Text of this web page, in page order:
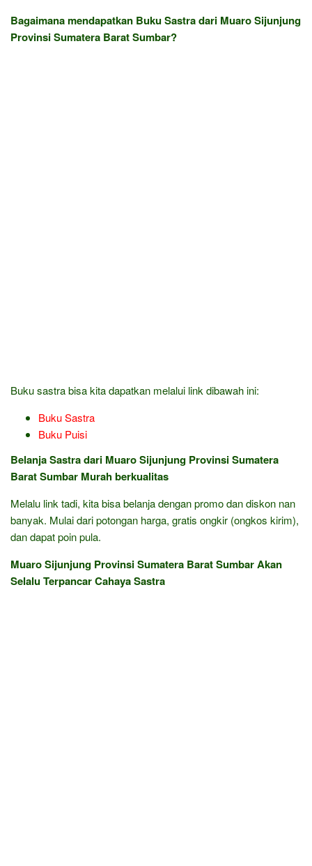
Bagaimana mendapatkan Buku Sastra dari Muaro Sijunjung
Provinsi Sumatera Barat Sumbar?
Buku sastra bisa kita dapatkan melalui link dibawah ini:
Buku Sastra
Buku Puisi
Belanja Sastra dari Muaro Sijunjung Provinsi Sumatera
Barat Sumbar Murah berkualitas
Melalu link tadi, kita bisa belanja dengan promo dan diskon nan
banyak. Mulai dari potongan harga, gratis ongkir (ongkos kirim),
dan dapat poin pula.
Muaro Sijunjung Provinsi Sumatera Barat Sumbar Akan
Selalu Terpancar Cahaya Sastra